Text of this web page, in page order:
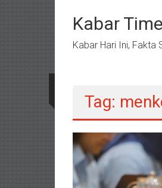
kontenKabar
Kabar Hari Ini, Fakta
Tag: